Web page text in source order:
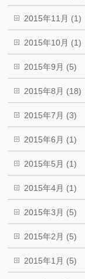
2015年11月 (1)
2015年10月 (1)
2015年9月 (5)
2015年8月 (18)
2015年7月 (3)
2015年6月 (1)
2015年5月 (1)
2015年4月 (1)
2015年3月 (5)
2015年2月 (5)
2015年1月 (5)